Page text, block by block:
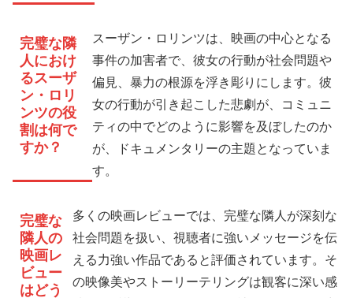
完璧な隣
人におけ
るスーザ
ン・ロリ
ンツの役
割は何で
すか？
スーザン・ロリンツは、映画の中心となる
事件の加害者で、彼女の行動が社会問題や
偏見、暴力の根源を浮き彫りにします。彼
女の行動が引き起こした悲劇が、コミュニ
ティの中でどのように影響を及ぼしたのか
が、ドキュメンタリーの主題となっていま
す。
完璧な
隣人の
映画レ
ビュー
はどう
多くの映画レビューでは、完璧な隣人が深刻な
社会問題を扱い、視聴者に強いメッセージを伝
える力強い作品であると評価されています。そ
の映像美やストーリーテリングは観客に深い感